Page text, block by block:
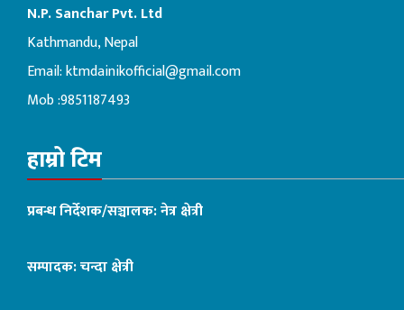
N.P. Sanchar Pvt. Ltd
Kathmandu, Nepal
Email:ktmdainikofficial@gmail.com
Mob :9851187493
हाम्रो टिम
प्रबन्ध निर्देशक/सञ्चालक: नेत्र क्षेत्री
सम्पादक: चन्दा क्षेत्री